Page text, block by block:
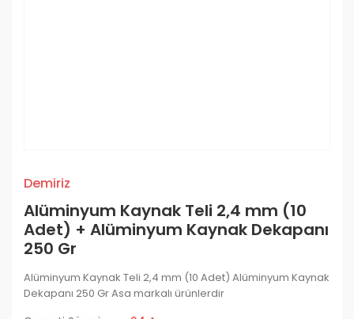
Demiriz
Alüminyum Kaynak Teli 2,4 mm (10
Adet) + Alüminyum Kaynak Dekapanı
250 Gr
Alüminyum Kaynak Teli 2,4 mm (10 Adet) Alüminyum Kaynak
Dekapanı 250 Gr Asa markalı ürünlerdir